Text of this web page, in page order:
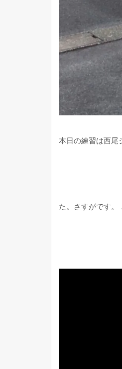
本日の練習は西尾
た。さすがです。